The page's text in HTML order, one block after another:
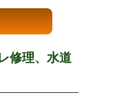
修理、水道